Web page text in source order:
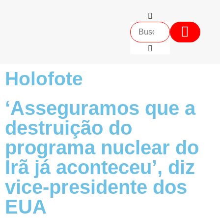
Holofote
‘Asseguramos que a
destruição do
programa nuclear do
Irã já aconteceu’, diz
vice-presidente dos
EUA